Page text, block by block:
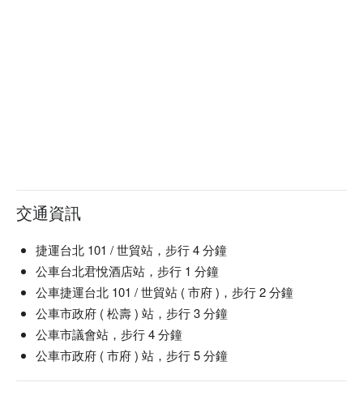
交通資訊
捷運台北 101 / 世貿站，步行 4 分鐘
公車台北君悅酒店站，步行 1 分鐘
公車捷運台北 101 / 世貿站 ( 市府 )，步行 2 分鐘
公車市政府 ( 松壽 ) 站，步行 3 分鐘
公車市議會站，步行 4 分鐘
公車市政府 ( 市府 ) 站，步行 5 分鐘